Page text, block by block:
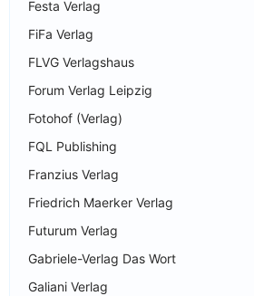
Festa Verlag
FiFa Verlag
FLVG Verlagshaus
Forum Verlag Leipzig
Fotohof (Verlag)
FQL Publishing
Franzius Verlag
Friedrich Maerker Verlag
Futurum Verlag
Gabriele-Verlag Das Wort
Galiani Verlag